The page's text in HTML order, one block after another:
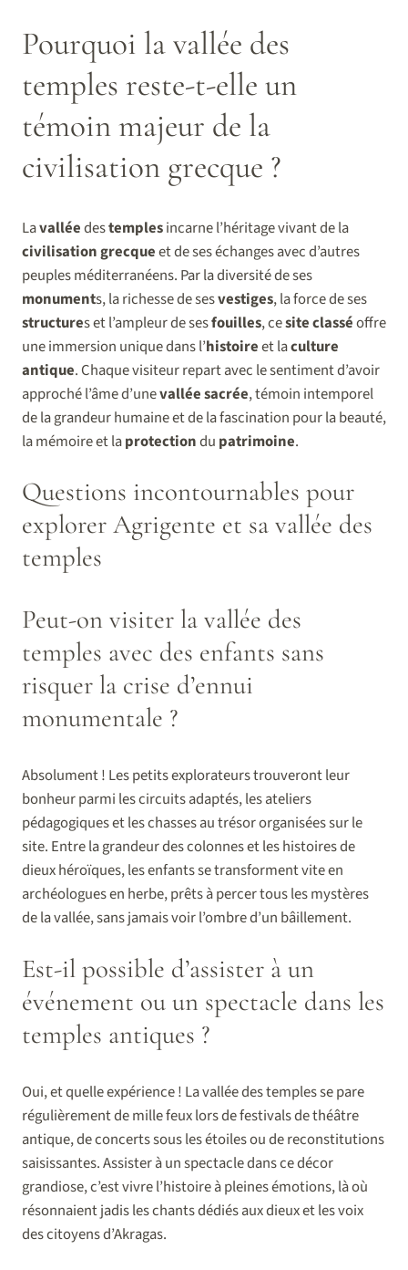
Pourquoi la vallée des
temples reste-t-elle un
témoin majeur de la
civilisation grecque ?
Lavalléedestemplesincarne l’héritage vivant de la
civilisationgrecqueet de ses échanges avec d’autres
peuples méditerranéens. Par la diversité de ses
monuments, la richesse de sesvestiges, la force de ses
structures et l’ampleur de sesfouilles, cesiteclasséoffre
une immersion unique dans l’histoireet laculture
antique. Chaque visiteur repart avec le sentiment d’avoir
approché l’âme d’unevalléesacrée, témoin intemporel
de la grandeur humaine et de la fascination pour la beauté,
la mémoire et laprotectiondu patrimoine.
Questions incontournables pour
explorer Agrigente et sa vallée des
temples
Peut-on visiter la vallée des
temples avec des enfants sans
risquer la crise d’ennui
monumentale ?
Absolument ! Les petits explorateurs trouveront leur
bonheur parmi les circuits adaptés, les ateliers
pédagogiques et les chasses au trésor organisées sur le
site. Entre la grandeur des colonnes et les histoires de
dieux héroïques, les enfants se transforment vite en
archéologues en herbe, prêts à percer tous les mystères
de la vallée, sans jamais voir l’ombre d’un bâillement.
Est-il possible d’assister à un
événement ou un spectacle dans les
temples antiques ?
Oui, et quelle expérience ! La vallée des temples se pare
régulièrement de mille feux lors de festivals de théâtre
antique, de concerts sous les étoiles ou de reconstitutions
saisissantes. Assister à un spectacle dans ce décor
grandiose, c’est vivre l’histoire à pleines émotions, là où
résonnaient jadis les chants dédiés aux dieux et les voix
des citoyens d’Akragas.